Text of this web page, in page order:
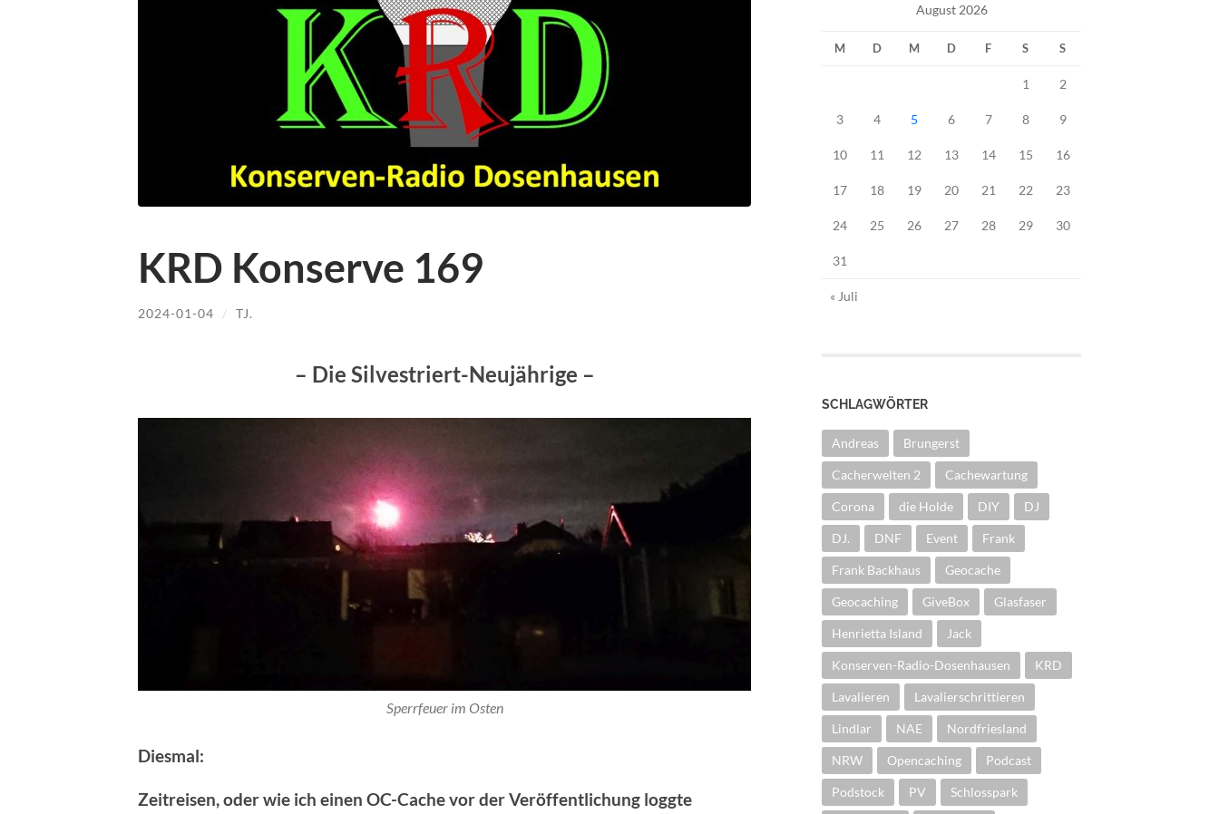
KRD Konserve 169
2024-01-04 / TJ.
– Die Silvestriert-Neujährige –
Sperrfeuer im Osten
Diesmal:
Zeitreisen, oder wie ich einen OC-Cache vor der Veröffentlichung loggte
August 2026
M D M D F S S
1 2
3 4 5 6 7 8 9
10 11 12 13 14 15 16
17 18 19 20 21 22 23
24 25 26 27 28 29 30
31
« Juli
SCHLAGWÖRTER
Andreas Brungerst
Cacherwelten 2 Cachewartung
Corona die Holde DIY DJ
DJ. DNF Event Frank
Frank Backhaus Geocache
Geocaching GiveBox Glasfaser
Henrietta Island Jack
Konserven-Radio-Dosenhausen KRD
Lavalieren Lavalierschrittieren
Lindlar NAE Nordfriesland
NRW Opencaching Podcast
Podstock PV Schlosspark